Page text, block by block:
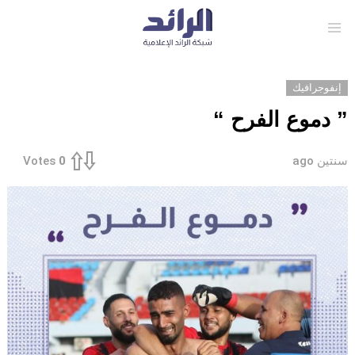
إنفوجرافيك
” دموع الفرح “
سنتين ago 0
Votes